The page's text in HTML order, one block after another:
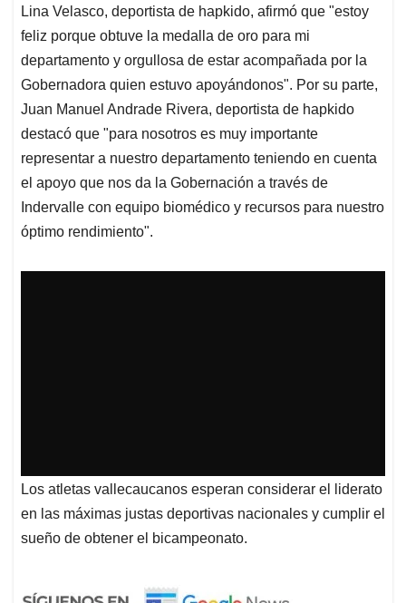
Lina Velasco, deportista de hapkido, afirmó que "estoy
feliz porque obtuve la medalla de oro para mi
departamento y orgullosa de estar acompañada por la
Gobernadora quien estuvo apoyándonos". Por su parte,
Juan Manuel Andrade Rivera, deportista de hapkido
destacó que "para nosotros es muy importante
representar a nuestro departamento teniendo en cuenta
el apoyo que nos da la Gobernación a través de
Indervalle con equipo biomédico y recursos para nuestro
óptimo rendimiento".
Los atletas vallecaucanos esperan considerar el liderato
en las máximas justas deportivas nacionales y cumplir el
sueño de obtener el bicampeonato.